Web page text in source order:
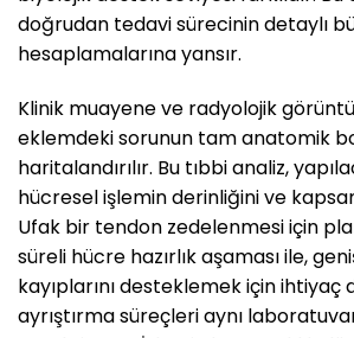
doğrudan tedavi sürecinin detaylı
hesaplamalarına yansır.
Klinik muayene ve radyolojik
eklemdeki sorunun tam anatomik
haritalandırılır. Bu tıbbi analiz,
hücresel işlemin derinliğini ve
Ufak bir tendon zedelenmesi için
süreli hücre hazırlık aşaması ile,
kayıplarını desteklemek için ihtiyaç
ayrıştırma süreçleri aynı